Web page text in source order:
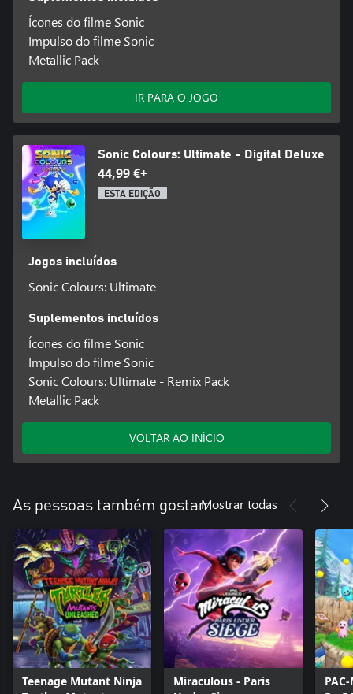
Ícones do filme Sonic
Impulso do filme Sonic
Metallic Pack
IR PARA O JOGO
Sonic Colours: Ultimate - Digital Deluxe
44,99 €+
ESTA EDIÇÃO
Jogos incluídos
Sonic Colours: Ultimate
Suplementos incluídos
Ícones do filme Sonic
Impulso do filme Sonic
Sonic Colours: Ultimate - Remix Pack
Metallic Pack
VOLTAR AO INÍCIO
As pessoas também gostamMostrar todas
Teenage Mutant Ninja
Miraculous - Paris